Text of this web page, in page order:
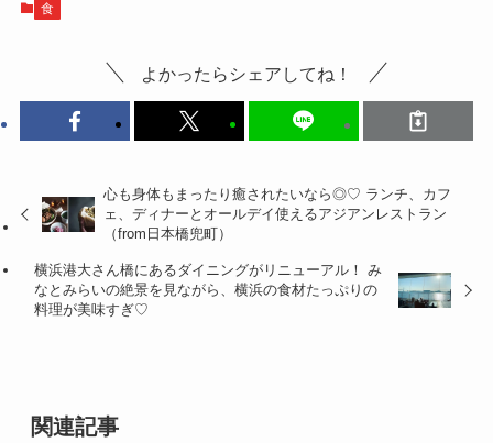
食
よかったらシェアしてね！
心も身体もまったり癒されたいなら◎♡ ランチ、カフ
ェ、ディナーとオールデイ使えるアジアンレストラン
（from日本橋兜町）
横浜港大さん橋にあるダイニングがリニューアル！ み
なとみらいの絶景を見ながら、横浜の食材たっぷりの
料理が美味すぎ♡
関連記事